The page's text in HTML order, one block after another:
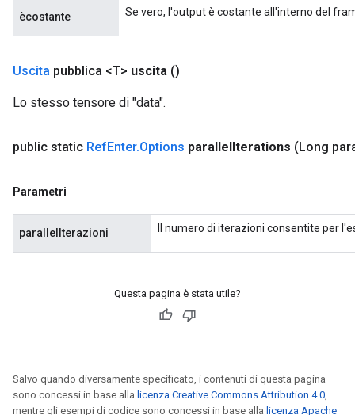
ècostante Se vero, l'output è costante all'interno del
Uscita pubblica <T> uscita ()
Lo stesso tensore di "data".
public static RefEnter.Options parallelIterations (Long
Parametri
parallelIterazioni Il numero di iterazioni consentite per
Questa pagina è stata utile?
Salvo quando diversamente specificato, i contenuti di questa pagina
sono concessi in base alla licenza Creative Commons Attribution 4.0,
mentre gli esempi di codice sono concessi in base alla licenza Apache